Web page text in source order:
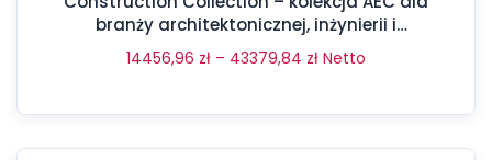
branży architektonicznej, inżynierii i
budownictwa
14456,96 zł – 43379,84 zł Netto